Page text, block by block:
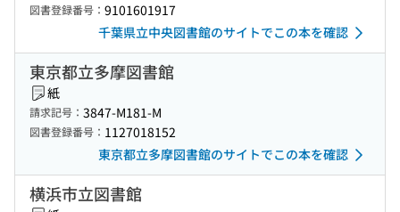
図書登録番号： 9101601917
千葉県立中央図書館のサイトでこの本を確認
東京都立多摩図書館
紙
請求記号： 3847-M181-M
図書登録番号： 1127018152
東京都立多摩図書館のサイトでこの本を確認
横浜市立図書館